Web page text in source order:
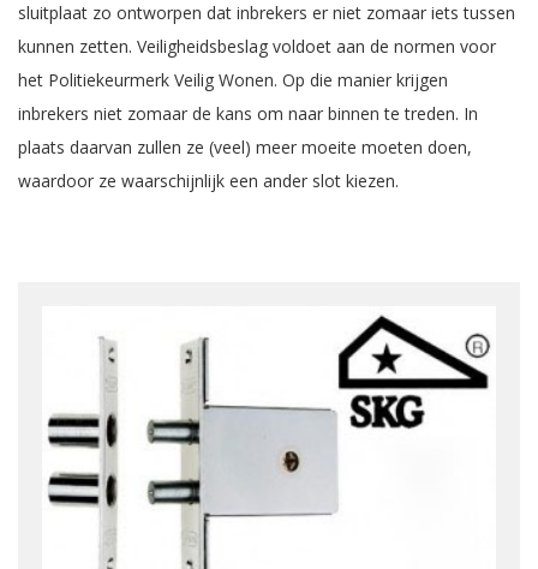
sluitplaat zo ontworpen dat inbrekers er niet zomaar iets tussen
kunnen zetten. Veiligheidsbeslag voldoet aan de normen voor
het Politiekeurmerk Veilig Wonen. Op die manier krijgen
inbrekers niet zomaar de kans om naar binnen te treden. In
plaats daarvan zullen ze (veel) meer moeite moeten doen,
waardoor ze waarschijnlijk een ander slot kiezen.